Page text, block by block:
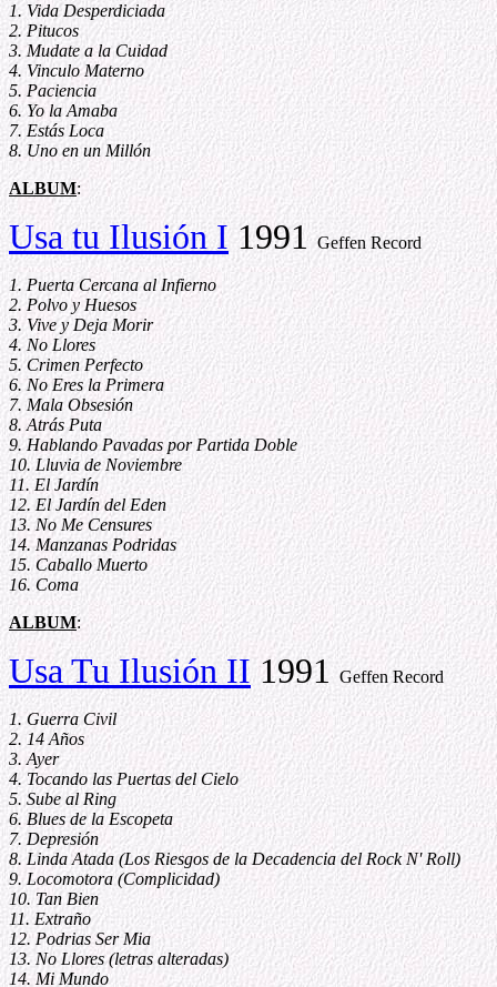
1. Vida Desperdiciada
2. Pitucos
3. Mudate a la Cuidad
4. Vinculo Materno
5. Paciencia
6. Yo la Amaba
7. Estás Loca
8. Uno en un Millón
ALBUM:
Usa tu Ilusión I 1991Geffen Record
1. Puerta Cercana al Infierno
2. Polvo y Huesos
3. Vive y Deja Morir
4. No Llores
5. Crimen Perfecto
6. No Eres la Primera
7. Mala Obsesión
8. Atrás Puta
9. Hablando Pavadas por Partida Doble
10. Lluvia de Noviembre
11. El Jardín
12. El Jardín del Eden
13. No Me Censures
14. Manzanas Podridas
15. Caballo Muerto
16. Coma
ALBUM:
Usa Tu Ilusión II1991Geffen Record
1. Guerra Civil
2. 14 Años
3. Ayer
4. Tocando las Puertas del Cielo
5. Sube al Ring
6. Blues de la Escopeta
7. Depresión
8. Linda Atada (Los Riesgos de la Decadencia del Rock N' Roll)
9. Locomotora (Complicidad)
10. Tan Bien
11. Extraño
12. Podrias Ser Mia
13. No Llores (letras alteradas)
14. Mi Mundo